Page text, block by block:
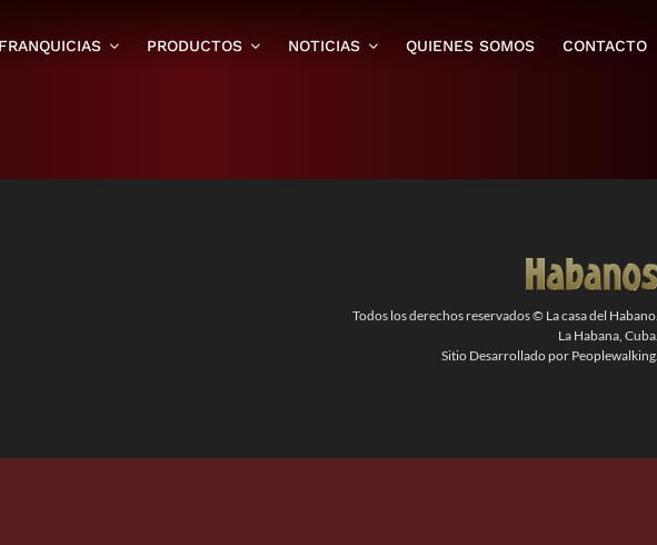
FRANQUICIAS PRODUCTOS NOTICIAS QUIENES SOMOS CONTACTO
Todos los derechos reservados © La casa del Habano.
La Habana, Cuba.
Sitio Desarrollado por Peoplewalking.